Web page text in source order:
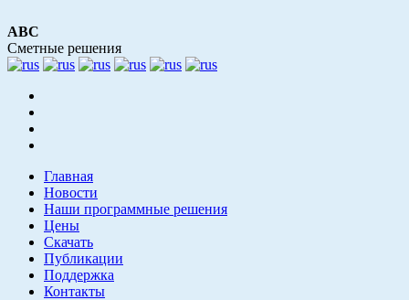
АВС
Сметные решения
Главная
Новости
Наши программные решения
Цены
Скачать
Публикации
Поддержка
Контакты